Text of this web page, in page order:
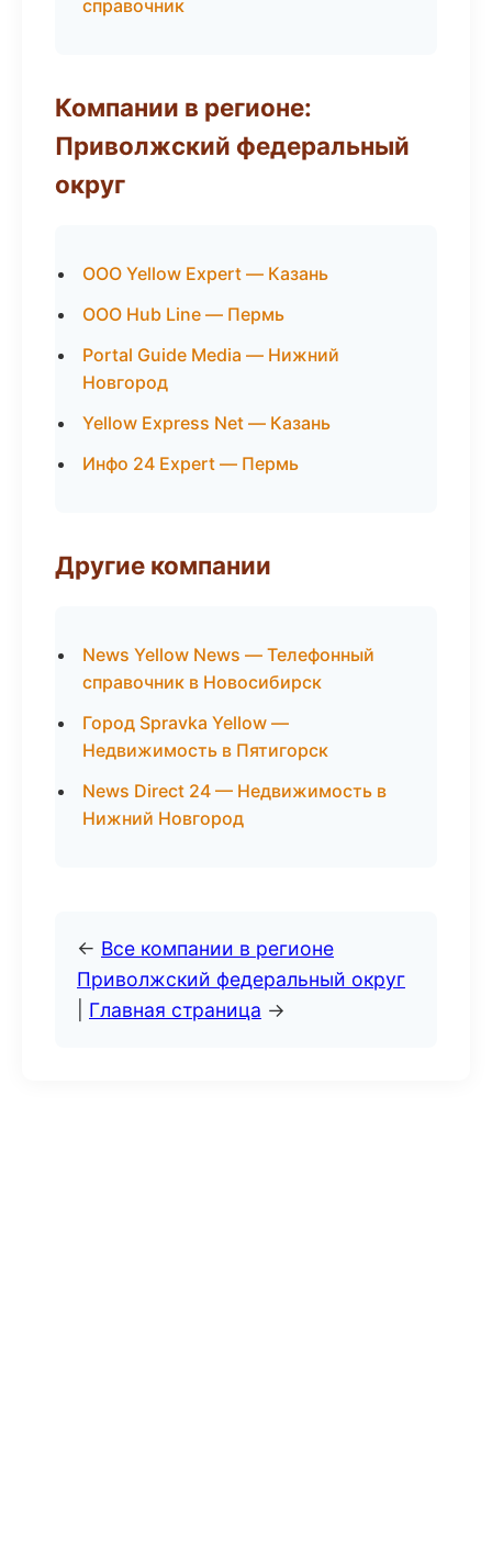
справочник
Компании в регионе:
Приволжский федеральный
округ
ООО Yellow Expert — Казань
ООО Hub Line — Пермь
Portal Guide Media — Нижний
Новгород
Yellow Express Net — Казань
Инфо 24 Expert — Пермь
Другие компании
News Yellow News — Телефонный
справочник в Новосибирск
Город Spravka Yellow —
Недвижимость в Пятигорск
News Direct 24 — Недвижимость в
Нижний Новгород
← Все компании в регионе
Приволжский федеральный округ
Главная страница →